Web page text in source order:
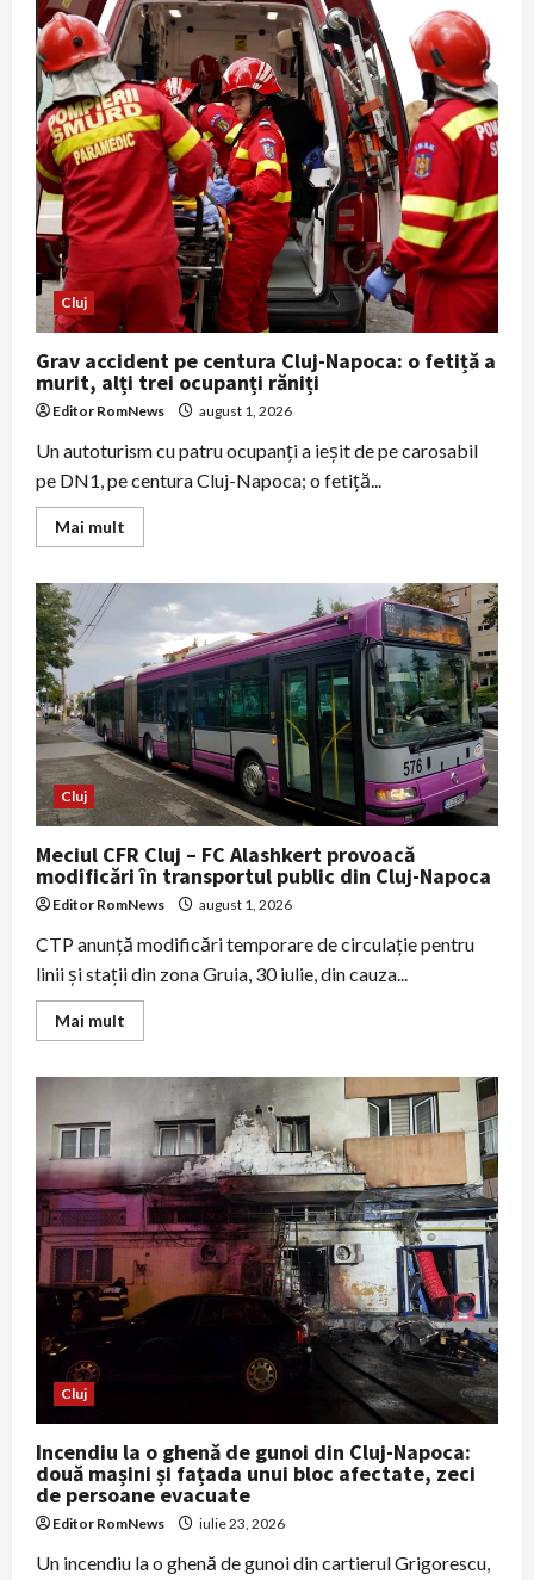
și
tramvaie
Untold
2026
în
Cluj-
Napoca
Cluj
Grav accident pe centura Cluj-Napoca: o fetiță a
murit, alți trei ocupanți răniți
Editor RomNews august 1, 2026
Un autoturism cu patru ocupanți a ieșit de pe carosabil
pe DN1, pe centura Cluj-Napoca; o fetiță...
Mai mult
more
centura
Cluj-
Napoca:
o
fetiță
a
murit,
alți
trei
ocupanți
răniți
Cluj
Meciul CFR Cluj – FC Alashkert provoacă
modificări în transportul public din Cluj-Napoca
Editor RomNews august 1, 2026
CTP anunţă modificări temporare de circulaţie pentru
linii şi staţii din zona Gruia, 30 iulie, din cauza...
Mai mult
more
Alashkert
provoacă
modificări
în
transportul
public
din
Cluj-
Napoca
Cluj
Incendiu la o ghenă de gunoi din Cluj-Napoca:
două mașini și fațada unui bloc afectate, zeci
de persoane evacuate
Editor RomNews iulie 23, 2026
Un incendiu la o ghenă de gunoi din cartierul Grigorescu,